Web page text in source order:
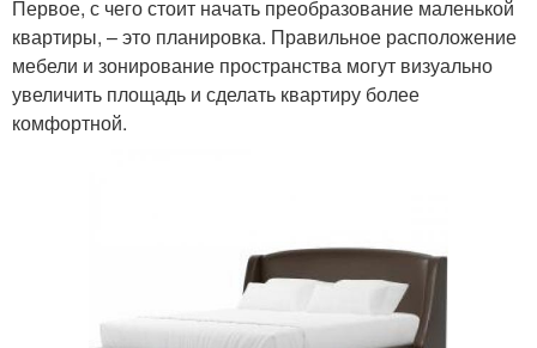
Первое, с чего стоит начать преобразование маленькой
квартиры, – это планировка. Правильное расположение
мебели и зонирование пространства могут визуально
увеличить площадь и сделать квартиру более
комфортной.